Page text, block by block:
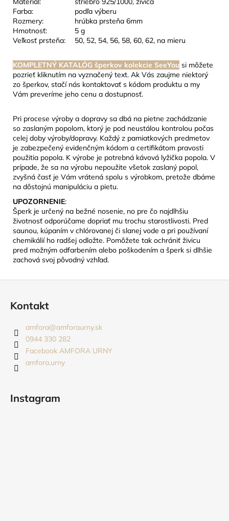
Farba:
podľa výberu
Rozmery:
hrúbka prsteňa 6mm
Hmotnosť:
5 g
Veľkosť prsteňa:
50, 52, 54, 56, 58, 60, 62, na mieru
KOMPLETNÝ KATALÓG šperkov kolekcie SeeYou si môžete
pozrieť kliknutím na vyznačený text. Ak Vás zaujme niektorý
zo šperkov, stačí nás kontaktovať s kódom produktu a my
Vám preveríme jeho cenu a dostupnosť.
Pri procese výroby a dopravy sa dbá na pietne zachádzanie
so zaslaným popolom, ktorý je pod neustálou kontrolou počas
celej doby výroby/dopravy. Každý z pamiatkových predmetov
je zabezpečený evidenčným kódom a certifikátom pravosti
použitia popola. K výrobe je potrebná kávová lyžička popola. V
prípade, že sa na výrobu nepoužite všetok zaslaný popol,
zvyšná časť je Vám vrátená spolu s výrobkom, pretože dbáme
na dôstojnú manipuláciu a pietu.
UPOZORNENIE:
Šperk je určený na bežné nosenie, no pre čo najdlhšiu
životnosť odporúčame dopriať mu trochu starostlivosti. Pred
saunou, kúpaním v chlórovanej či slanej vode a pri používaní
chemikálií ho radšej odložte. Pomôžete tak ochrániť živicu
pred možným odfarbením alebo poškodením a šperk si dlhšie
zachová svoj pôvodný vzhľad.
Kontakt
amfora@amforaurny.sk
0944 330 282
Facebook AMFORA URNY
amfora.urny
Instagram